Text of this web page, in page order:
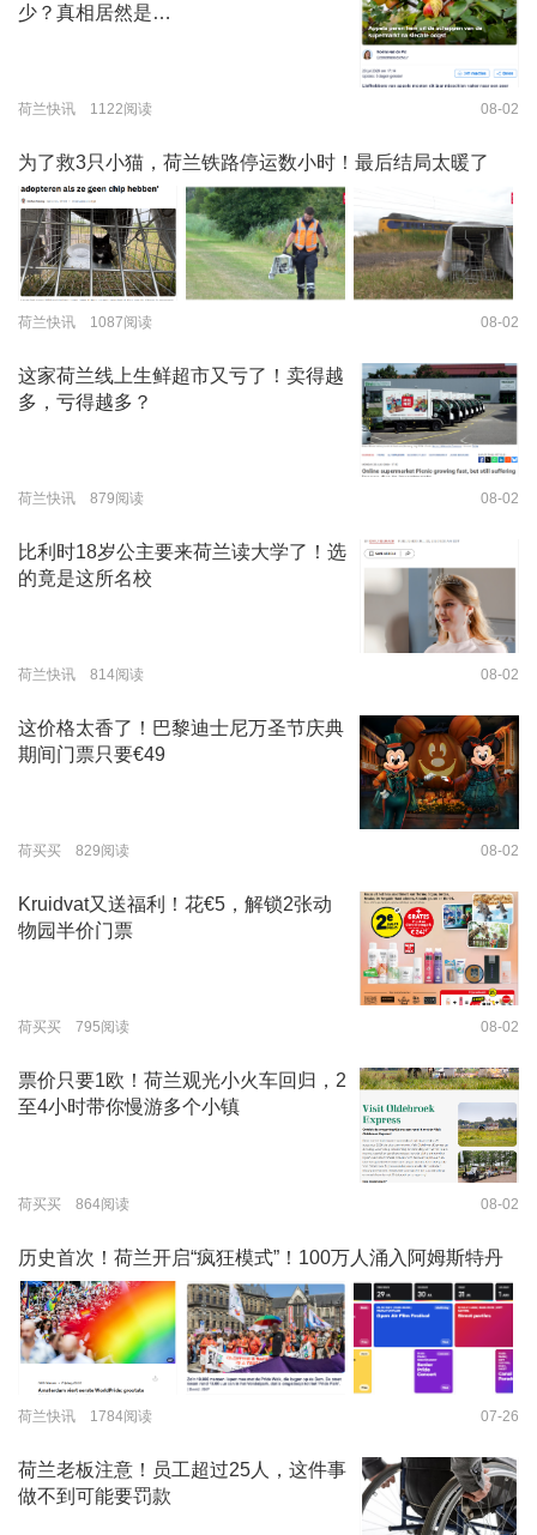
少？真相居然是…
荷兰快讯 1122阅读 08-02
为了救3只小猫，荷兰铁路停运数小时！最后结局太暖了
荷兰快讯 1087阅读 08-02
这家荷兰线上生鲜超市又亏了！卖得越
多，亏得越多？
荷兰快讯 879阅读 08-02
比利时18岁公主要来荷兰读大学了！选
的竟是这所名校
荷兰快讯 814阅读 08-02
这价格太香了！巴黎迪士尼万圣节庆典
期间门票只要€49
荷买买 829阅读 08-02
Kruidvat又送福利！花€5，解锁2张动
物园半价门票
荷买买 795阅读 08-02
票价只要1欧！荷兰观光小火车回归，2
至4小时带你慢游多个小镇
荷买买 864阅读 08-02
历史首次！荷兰开启“疯狂模式”！100万人涌入阿姆斯特丹
荷兰快讯 1784阅读 07-26
荷兰老板注意！员工超过25人，这件事
做不到可能要罚款